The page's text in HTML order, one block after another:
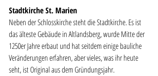
Stadtkirche St. Marien
Neben der Schlosskirche steht die Stadtkirche. Es ist
das älteste Gebäude in Altlandsberg, wurde Mitte der
1250er Jahre erbaut und hat seitdem einige bauliche
Veränderungen erfahren, aber vieles, was ihr heute
seht, ist Original aus dem Gründungsjahr.